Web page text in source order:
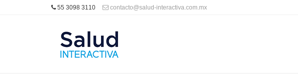
55 3098 3110 contacto@salud-interactiva.com.mx